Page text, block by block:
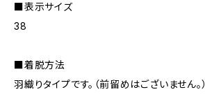
■表示サイズ
38
■着脱方法
羽織りタイプです。（前留めはございません。）